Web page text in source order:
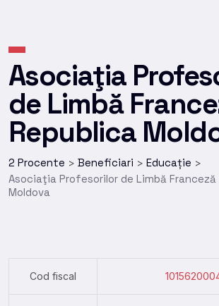
Asociaţia
de Limbă
Republica
2 Procente > Beneficiari > Educație >
Asociaţia Profesorilor de Limbă Franceză
Moldova
Cod fiscal